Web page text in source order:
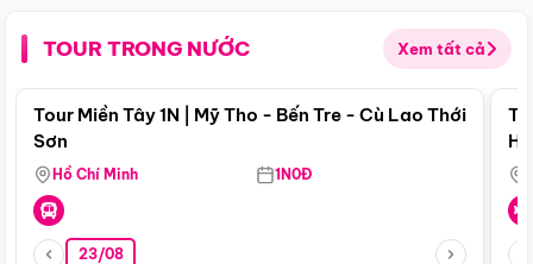
TOUR TRONG NƯỚC Xem tất cả
Điểm nổi bật
Tour Miền Tây 1N | Mỹ Tho - Bến Tre - Cù Lao Thới
Sơn
Hồ Chí Minh 1N0Đ
23/08